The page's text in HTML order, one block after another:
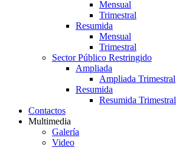
Mensual
Trimestral
Resumida
Mensual
Trimestral
Sector Público Restringido
Ampliada
Ampliada Trimestral
Resumida
Resumida Trimestral
Contactos
Multimedia
Galería
Video